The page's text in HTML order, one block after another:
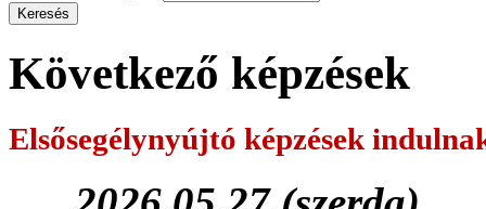
Következő képzések
Elsősegélynyújtó képzések